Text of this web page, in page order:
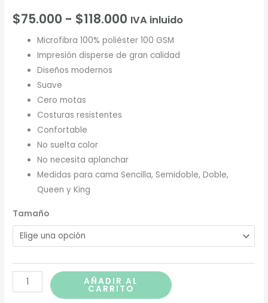
$75.000 - $118.000 IVA inluido
Microfibra 100% poliéster 100 GSM
Impresión disperse de gran calidad
Diseños modernos
Suave
Cero motas
Costuras resistentes
Confortable
No suelta color
No necesita aplanchar
Medidas para cama Sencilla, Semidoble, Doble,
Queen y King
Tamaño
AÑADIR AL
CARRITO